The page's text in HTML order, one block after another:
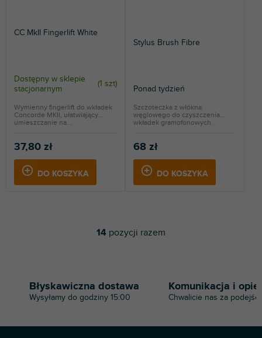
CC MkII Fingerlift White
Dostępny w sklepie
stacjonarnym
(1 szt)
37,80 zł
DO KOSZYKA
Wymienny fingerlift do wkładek
Concorde MKII, ułatwiający
umieszczanie na...
Stylus Brush Fibre
Ponad tydzień
68 zł
DO KOSZYKA
Szczoteczka z włókna
węglowego do czyszczenia
wkładek gramofonowych.
K
r
o
i
14 pozycji razem
Błyskawiczna dostawa
Wysyłamy do godziny 15:00
Komunikacja i
Chwalicie nas za